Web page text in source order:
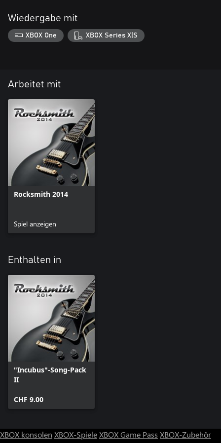
Wiedergabe mit
XBOX One XBOX Series X|S
Arbeitet mit
Rocksmith 2014
Spiel anzeigen
Enthalten in
"Incubus"-Song-Pack
II
CHF 9.00
XBOX konsolen XBOX-SpieleXBOX Game Pass XBOX-Zubehör